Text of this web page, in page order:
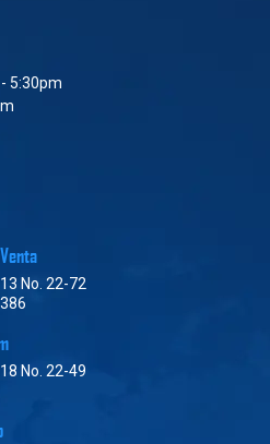
5:30pm
No. 22-72
No. 22-49